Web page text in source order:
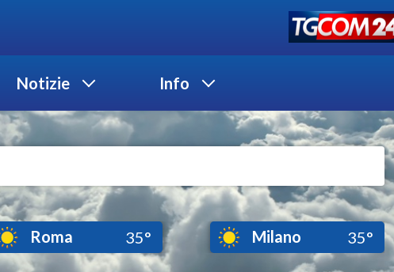
Notizie Info
Roma 35° Milano 35°